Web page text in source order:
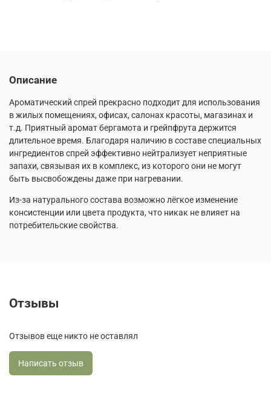
Описание
Ароматический спрей прекрасно подходит для использования
в жилых помещениях, офисах, салонах красоты, магазинах и
т.д. Приятный аромат бергамота и грейпфрута держится
длительное время. Благодаря наличию в составе специальных
ингредиентов спрей эффективно нейтрализует неприятные
запахи, связывая их в комплекс, из которого они не могут
быть высвобождены даже при нагревании.
Из-за натурального состава возможно лёгкое изменение
консистенции или цвета продукта, что никак не влияет на
потребительские свойства.
Отзывы
Отзывов еще никто не оставлял
Написать отзыв